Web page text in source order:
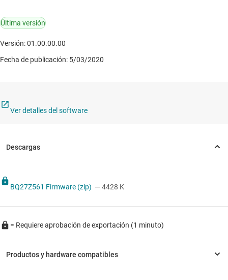
Última versión
Versión: 01.00.00.00
Fecha de publicación: 5/03/2020
Ver detalles del software
BQ27Z561 Firmware (zip) — 4428 K
= Requiere aprobación de exportación (1 minuto)